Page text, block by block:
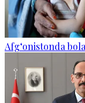
Afg‘onistonda